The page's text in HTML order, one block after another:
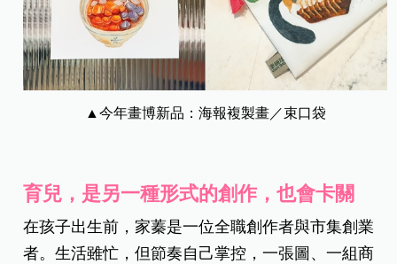
▲今年畫博新品：海報複製畫／束口袋
育兒，是另一種形式的創作，也會卡關
在孩子出生前，家蓁是一位全職創作者與市集創業
者。生活雖忙，但節奏自己掌控，一張圖、一組商